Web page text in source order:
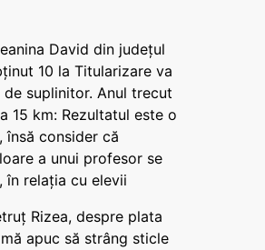
David din județul
10 la Titularizare va
suplinitor. Anul trecut
15 km: Rezultatul este o
însă consider că
a unui profesor se
în relația cu elevii
Rizea, despre plata
apuc să strâng sticle